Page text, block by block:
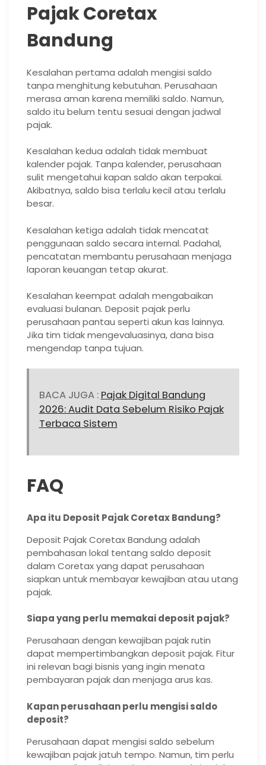
Pajak Coretax
Bandung
Kesalahan pertama adalah mengisi saldo
tanpa menghitung kebutuhan. Perusahaan
merasa aman karena memiliki saldo. Namun,
saldo itu belum tentu sesuai dengan jadwal
pajak.
Kesalahan kedua adalah tidak membuat
kalender pajak. Tanpa kalender, perusahaan
sulit mengetahui kapan saldo akan terpakai.
Akibatnya, saldo bisa terlalu kecil atau terlalu
besar.
Kesalahan ketiga adalah tidak mencatat
penggunaan saldo secara internal. Padahal,
pencatatan membantu perusahaan menjaga
laporan keuangan tetap akurat.
Kesalahan keempat adalah mengabaikan
evaluasi bulanan. Deposit pajak perlu
perusahaan pantau seperti akun kas lainnya.
Jika tim tidak mengevaluasinya, dana bisa
mengendap tanpa tujuan.
BACA JUGA : Pajak Digital Bandung
2026: Audit Data Sebelum Risiko Pajak
Terbaca Sistem
FAQ
Apa itu Deposit Pajak Coretax Bandung?
Deposit Pajak Coretax Bandung adalah
pembahasan lokal tentang saldo deposit
dalam Coretax yang dapat perusahaan
siapkan untuk membayar kewajiban atau utang
pajak.
Siapa yang perlu memakai deposit pajak?
Perusahaan dengan kewajiban pajak rutin
dapat mempertimbangkan deposit pajak. Fitur
ini relevan bagi bisnis yang ingin menata
pembayaran pajak dan menjaga arus kas.
Kapan perusahaan perlu mengisi saldo
deposit?
Perusahaan dapat mengisi saldo sebelum
kewajiban pajak jatuh tempo. Namun, tim perlu